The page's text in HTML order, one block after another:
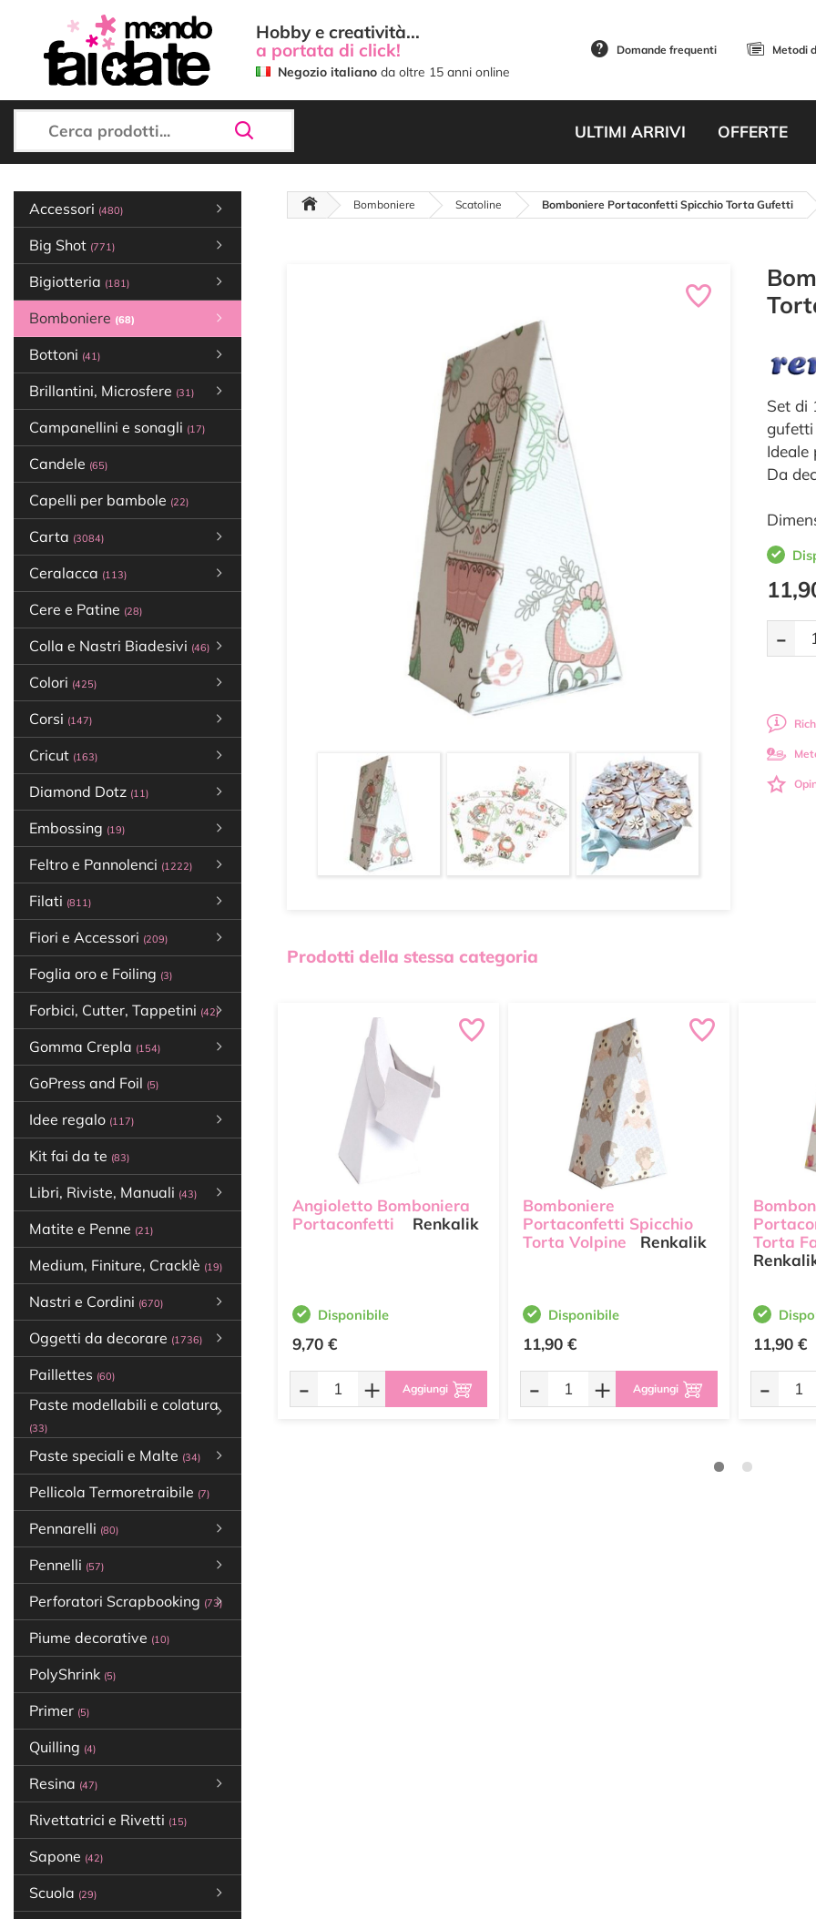
Hobby e creatività...
a portata di click!
Negozio italiano da oltre 15 anni online
Domande frequenti Metodi
ULTIMI ARRIVI OFFERTE
Accessori (480)
Big Shot (771)
Bigiotteria (181)
Bomboniere (68)
Bottoni (41)
Brillantini, Microsfere (31)
Campanellini e sonagli (17)
Candele (65)
Capelli per bambole (22)
Carta (3084)
Ceralacca (113)
Cere e Patine (28)
Colla e Nastri Biadesivi (46)
Colori (425)
Corsi (147)
Cricut (163)
Diamond Dotz (11)
Embossing (19)
Feltro e Pannolenci (1222)
Filati (811)
Fiori e Accessori (209)
Foglia oro e Foiling (3)
Forbici, Cutter, Tappetini (42)
Gomma Crepla (154)
GoPress and Foil (5)
Idee regalo (117)
Kit fai da te (83)
Libri, Riviste, Manuali (43)
Matite e Penne (21)
Medium, Finiture, Cracklè (19)
Nastri e Cordini (670)
Oggetti da decorare (1736)
Paillettes (60)
Paste modellabili e colatura
(33)
Paste speciali e Malte (34)
Pellicola Termoretraibile (7)
Pennarelli (80)
Pennelli (57)
Perforatori Scrapbooking (73)
Piume decorative (10)
PolyShrink (5)
Primer (5)
Quilling (4)
Resina (47)
Rivettatrici e Rivetti (15)
Sapone (42)
Scuola (29)
Bomboniere Scatoline Bomboniere Portaconfetti Spicchio Torta Gufetti
Set di
gufetti
Ideale
Da
-
Prodotti della stessa categoria
Angioletto Bomboniera
Portaconfetti
Renkalik
Disponibile
9,70 €
- + Aggiungi
Bomboniere
Portaconfetti Spicchio
Torta Volpine
Renkalik
Disponibile
11,90 €
- + Aggiungi
Torta
11,90 €
-